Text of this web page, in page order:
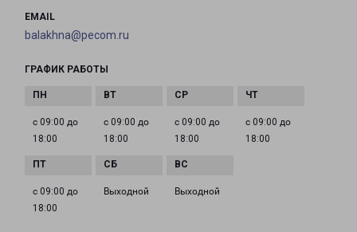
EMAIL
balakhna@pecom.ru
ГРАФИК РАБОТЫ
с 09:00 до
18:00
с 09:00 до
18:00
с 09:00 до
18:00
с 09:00 до
18:00
с 09:00 до
18:00
Выходной Выходной